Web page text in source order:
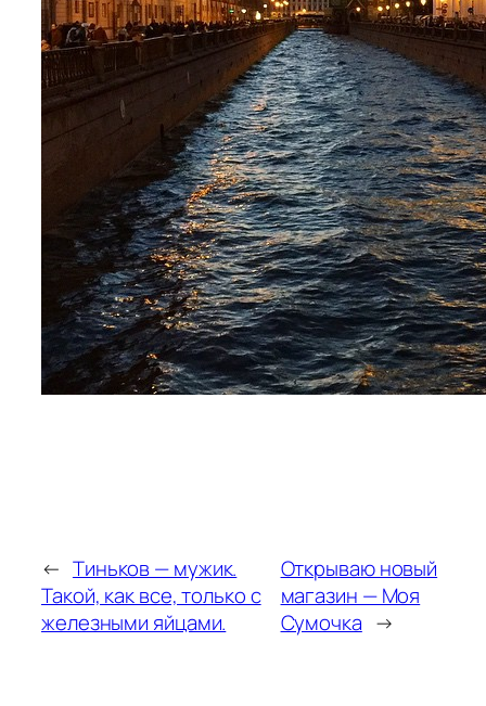
← Тиньков — мужик.
Такой, как все, только с
железными яйцами.
Открываю новый
магазин — Моя
Сумочка →